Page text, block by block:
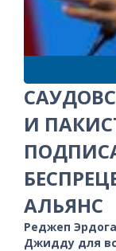
И
АЛЬЯНС
Реджеп
Джидду для